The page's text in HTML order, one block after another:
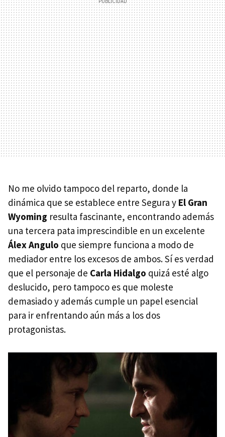
No me olvido tampoco del reparto, donde la
dinámica que se establece entre Segura y El Gran
Wyoming resulta fascinante, encontrando además
una tercera pata imprescindible en un excelente
Álex Angulo que siempre funciona a modo de
mediador entre los excesos de ambos. Sí es verdad
que el personaje de Carla Hidalgo quizá esté algo
deslucido, pero tampoco es que moleste
demasiado y además cumple un papel esencial
para ir enfrentando aún más a los dos
protagonistas.